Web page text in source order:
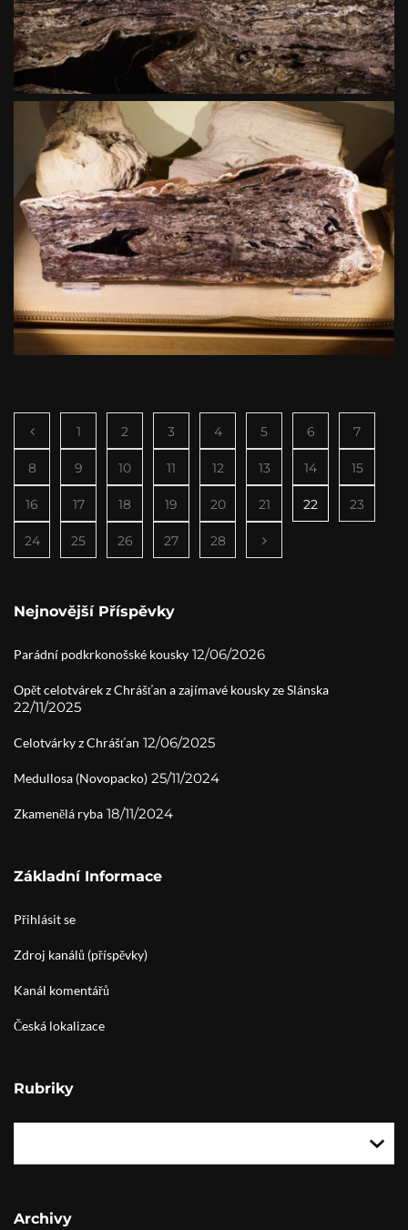
1 2 3 4 5 6 7
8 9 10 11 12 13 14 15
16 17 18 19 20 21 22 23
24 25 26 27 28
Nejnovější Příspěvky
Parádní podkrkonošské kousky 12/06/2026
Opět celotvárek z Chrášťan a zajímavé kousky ze Slánska
22/11/2025
Celotvárky z Chrášťan 12/06/2025
Medullosa (Novopacko) 25/11/2024
Zkamenělá ryba 18/11/2024
Základní Informace
Přihlásit se
Zdroj kanálů (příspěvky)
Kanál komentářů
Česká lokalizace
Rubriky
Archivy